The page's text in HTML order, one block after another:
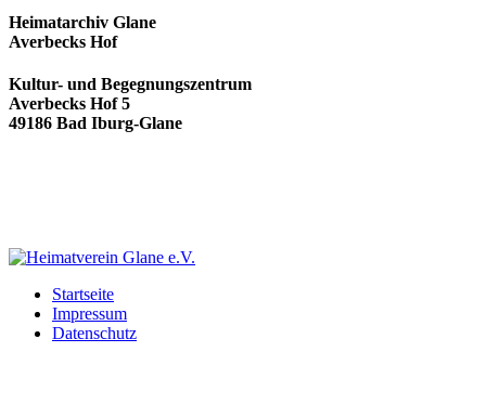
Heimatarchiv Glane
Averbecks Hof
Kultur- und Begegnungszentrum
Averbecks Hof 5
49186 Bad Iburg-Glane
Startseite
Impressum
Datenschutz